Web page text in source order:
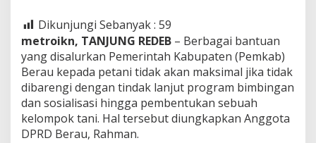
Dikunjungi Sebanyak : 59
metroikn, TANJUNG REDEB – Berbagai bantuan
yang disalurkan Pemerintah Kabupaten (Pemkab)
Berau kepada petani tidak akan maksimal jika tidak
dibarengi dengan tindak lanjut program bimbingan
dan sosialisasi hingga pembentukan sebuah
kelompok tani. Hal tersebut diungkapkan Anggota
DPRD Berau, Rahman.